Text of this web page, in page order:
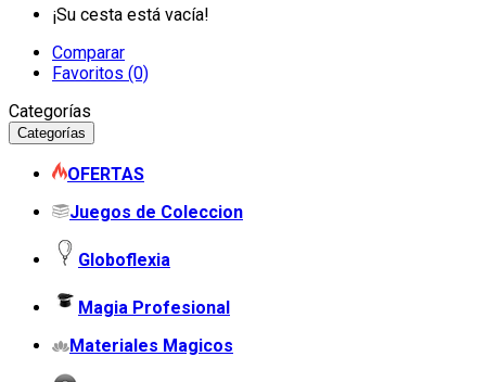
¡Su cesta está vacía!
Comparar
Favoritos (0)
Categorías
Categorías
OFERTAS
Juegos de Coleccion
Globoflexia
Magia Profesional
Materiales Magicos